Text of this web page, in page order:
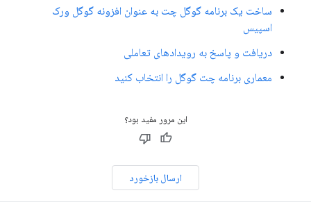
ساخت یک برنامه گوگل چت به عنوان افزونه گوگل ورک
اسپیس
دریافت و پاسخ به رویدادهای تعاملی
معماری برنامه چت گوگل را انتخاب کنید
این مرور مفید بود؟
ارسال بازخورد